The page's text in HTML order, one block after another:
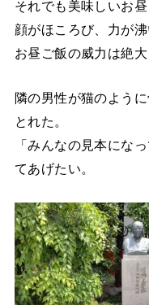
それでも美味しいお
顔がほころび、力が
お昼ご飯の威力は絶大
隣の男性が猫のよう
とれた。
「みんなの見本にな
てあげたい。